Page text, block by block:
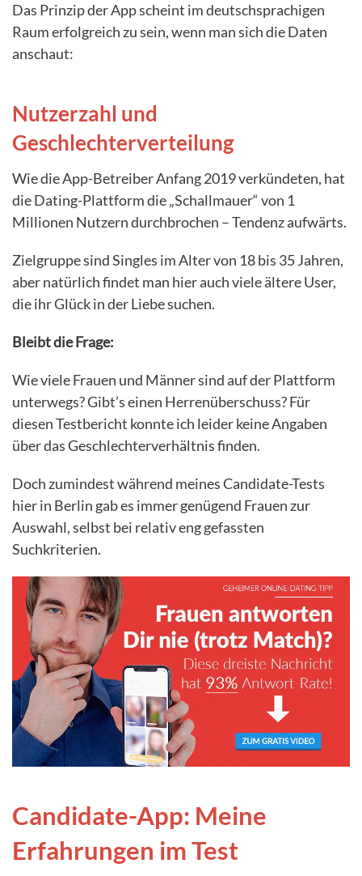
Das Prinzip der App scheint im deutschsprachigen
Raum erfolgreich zu sein, wenn man sich die Daten
anschaut:
Nutzerzahl und
Geschlechterverteilung
Wie die App-Betreiber Anfang 2019 verkündeten, hat
die Dating-Plattform die „Schallmauer“ von 1
Millionen Nutzern durchbrochen – Tendenz aufwärts.
Zielgruppe sind Singles im Alter von 18 bis 35 Jahren,
aber natürlich findet man hier auch viele ältere User,
die ihr Glück in der Liebe suchen.
Bleibt die Frage:
Wie viele Frauen und Männer sind auf der Plattform
unterwegs? Gibt’s einen Herrenüberschuss? Für
diesen Testbericht konnte ich leider keine Angaben
über das Geschlechterverhältnis finden.
Doch zumindest während meines Candidate-Tests
hier in Berlin gab es immer genügend Frauen zur
Auswahl, selbst bei relativ eng gefassten
Suchkriterien.
Candidate-App: Meine
Erfahrungen im Test